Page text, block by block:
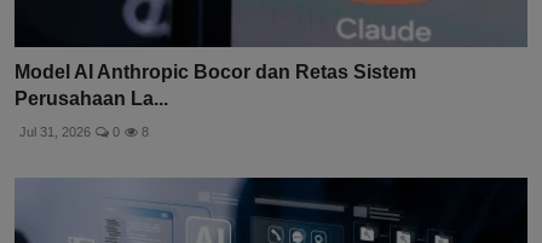
Model AI Anthropic Bocor dan Retas Sistem
Perusahaan La...
Jul 31, 2026 0 8